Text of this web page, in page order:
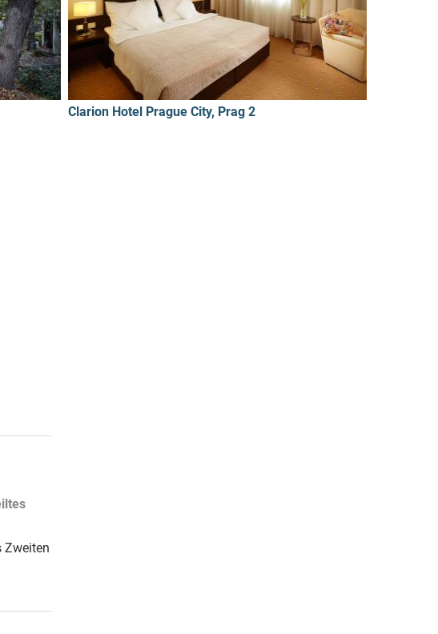
Clarion Hotel Prague City, Prag 2
Zweiten